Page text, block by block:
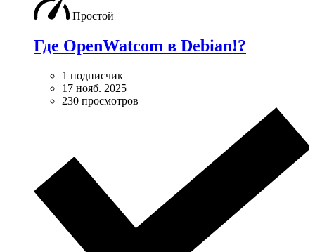
Простой
Где OpenWatcom в Debian!?
1 подписчик
17 нояб. 2025
230 просмотров